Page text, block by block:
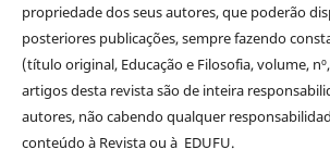
propriedade dos seus autores, que poderão
posteriores publicações, sempre fazendo
(título original, Educação e Filosofia, volume,
artigos desta revista são de inteira
autores, não cabendo qualquer
conteúdo à Revista ou à EDUFU.